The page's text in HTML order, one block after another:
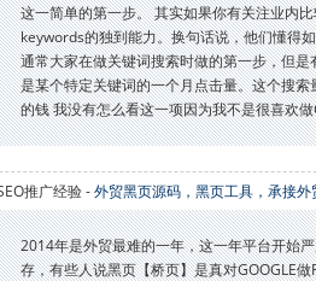
这一简单的第一步。 其实如果你有关注业内
keywords的独到能力。换句话说，他们懂得
通常大家在做关键词搜索时做的第一步，但
是某个特定关键词的一个月点击量。这个搜
的钱 我没有怎么看这一项因为我不是很喜欢做
推广经验 -外贸黑页源码，黑页工具，承接
2014年是外贸最难的一年，这一年平台开始
存，有些人说黑页【桥页】是真对GOOGLE